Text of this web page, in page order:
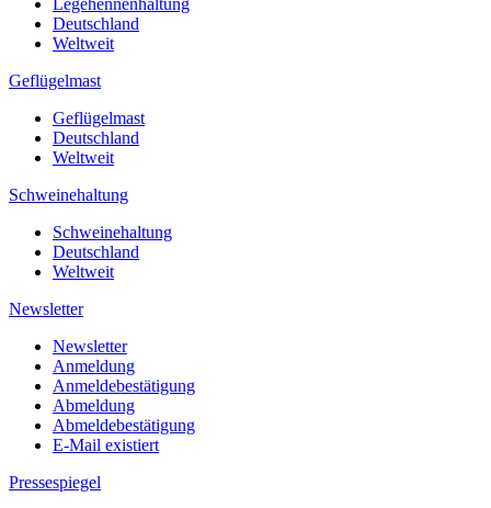
Deutschland
Weltweit
Geflügelmast
Geflügelmast
Deutschland
Weltweit
Schweinehaltung
Schweinehaltung
Deutschland
Weltweit
Newsletter
Newsletter
Anmeldung
Anmeldebestätigung
Abmeldung
Abmeldebestätigung
E-Mail existiert
Pressespiegel